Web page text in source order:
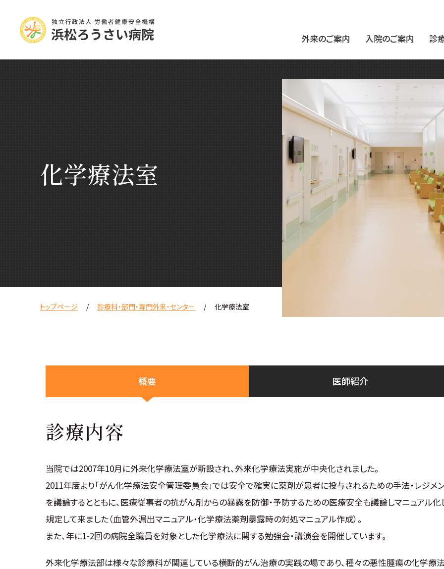
外来のご案内 入院のご案内 診
化学療法室
トップページ 診療科・部門・専門外来・センター 化学療法室
概要 医師紹介
診療内容
当院では2007年10月に外来化学療法室が新設され、外来化学療法実施が中央化されました。
2011年度より「がん化学療法安全管理委員会」では安全で確実に薬剤が患者に投与されるための手法・レジメ
を議論するとともに、医療従事者の抗がん剤からの暴露を防御・予防するための医療安全も議論しマニュアル化
規定して来ました（血管外漏出マニュアル・化学療法薬剤暴露時の対処マニュアル作成）。
また、年に1-2回の病院全職員を対象とした化学療法に関する勉強会・講演会を開催しています。
外来化学療法部は様々な診療科が関連している横断的がん治療の実践の場であり、種々の悪性腫瘍の化学療法